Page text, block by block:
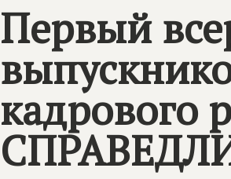
Первый
кадрового